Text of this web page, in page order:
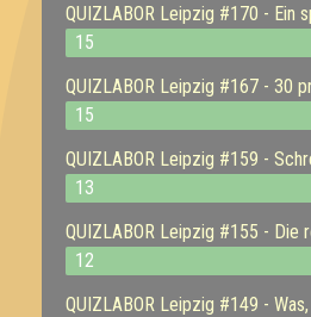
QUIZLABOR Leipzig #170 - Ein
15
QUIZLABOR Leipzig #167 - 30
15
QUIZLABOR Leipzig #159 -
13
QUIZLABOR Leipzig #155 - Die
12
QUIZLABOR Leipzig #149 -